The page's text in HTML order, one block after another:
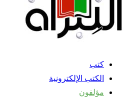
كتب
الكتب الإلكترونية
مؤلفون